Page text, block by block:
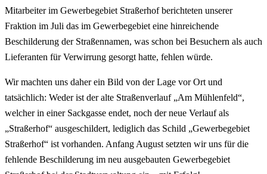
Mitarbeiter im Gewerbegebiet Straßerhof berichteten unserer
Fraktion im Juli das im Gewerbegebiet eine hinreichende
Beschilderung der Straßennamen, was schon bei Besuchern als auch
Lieferanten für Verwirrung gesorgt hatte, fehlen würde.
Wir machten uns daher ein Bild von der Lage vor Ort und
tatsächlich: Weder ist der alte Straßenverlauf „Am Mühlenfeld“,
welcher in einer Sackgasse endet, noch der neue Verlauf als
„Straßerhof“ ausgeschildert, lediglich das Schild „Gewerbegebiet
Straßerhof“ ist vorhanden. Anfang August setzten wir uns für die
fehlende Beschilderung im neu ausgebauten Gewerbegebiet